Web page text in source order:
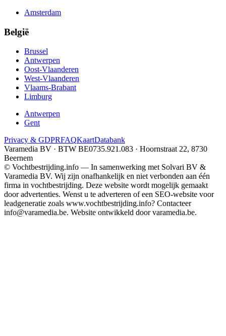
Amsterdam
België
Brussel
Antwerpen
Oost-Vlaanderen
West-Vlaanderen
Vlaams-Brabant
Limburg
Antwerpen
Gent
Privacy & GDPRFAQKaartDatabank
Varamedia BV · BTW BE0735.921.083 · Hoornstraat 22, 8730
Beernem
© Vochtbestrijding.info — In samenwerking met Solvari BV &
Varamedia BV. Wij zijn onafhankelijk en niet verbonden aan één
firma in vochtbestrijding. Deze website wordt mogelijk gemaakt
door advertenties. Wenst u te adverteren of een SEO-website voor
leadgeneratie zoals www.vochtbestrijding.info? Contacteer
info@varamedia.be. Website ontwikkeld door varamedia.be.